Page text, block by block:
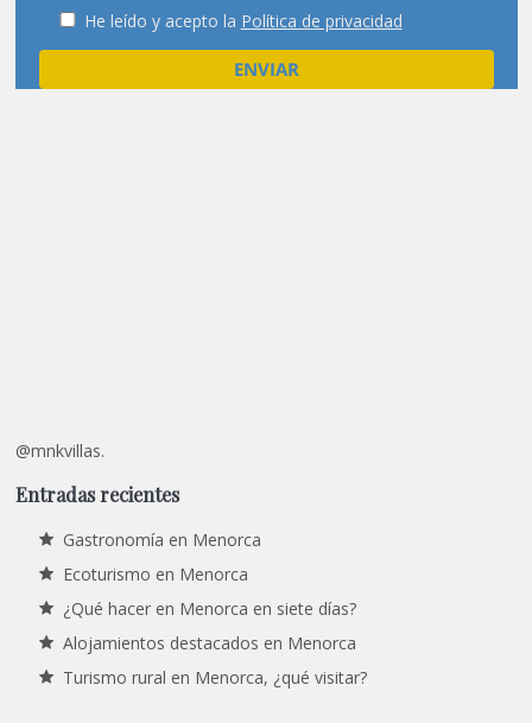
He leído y acepto la Política de privacidad
@mnkvillas.
Entradas recientes
Gastronomía en Menorca
Ecoturismo en Menorca
¿Qué hacer en Menorca en siete días?
Alojamientos destacados en Menorca
Turismo rural en Menorca, ¿qué visitar?